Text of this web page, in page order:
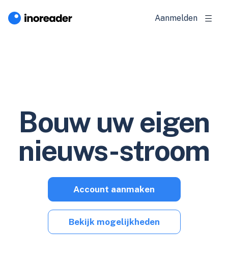
Aanmelden
Bouw uw eigen
nieuws-stroom
Account aanmaken
Bekijk mogelijkheden